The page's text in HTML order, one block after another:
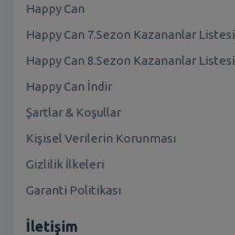
Happy Can
Happy Can 7.Sezon Kazananlar Listesi
Happy Can 8.Sezon Kazananlar Listesi
Happy Can İndir
Şartlar & Koşullar
Kişisel Verilerin Korunması
Gizlilik İlkeleri
Garanti Politikası
İletişim